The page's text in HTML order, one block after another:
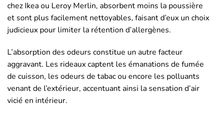
chez Ikea ou Leroy Merlin, absorbent moins la poussière
et sont plus facilement nettoyables, faisant d’eux un choix
judicieux pour limiter la rétention d’allergènes.
L’absorption des odeurs constitue un autre facteur
aggravant. Les rideaux captent les émanations de fumée
de cuisson, les odeurs de tabac ou encore les polluants
venant de l’extérieur, accentuant ainsi la sensation d’air
vicié en intérieur.